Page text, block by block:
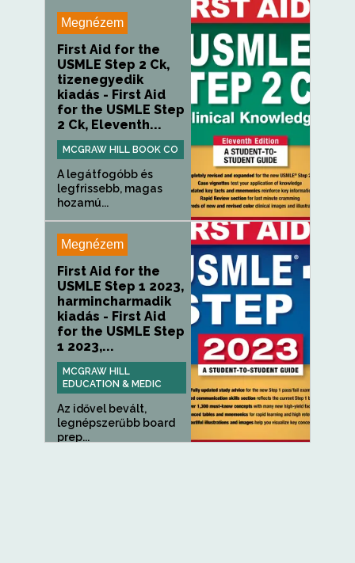
Megnézem
First Aid for the
USMLE Step 2 Ck,
tizenegyedik
kiadás - First Aid
for the USMLE Step
2 Ck, Eleventh...
MCGRAW HILL BOOK CO
A legátfogóbb és
legfrissebb, magas
hozamú...
Megnézem
First Aid for the
USMLE Step 1 2023,
harmincharmadik
kiadás - First Aid
for the USMLE Step
1 2023,...
MCGRAW HILL
EDUCATION & MEDIC
Az idővel bevált,
legnépszerűbb board
prep...